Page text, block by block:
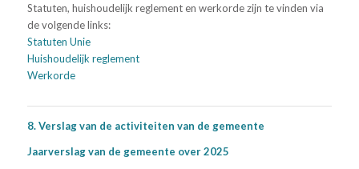
Statuten, huishoudelijk reglement en werkorde zijn te vinden via
de volgende links:
Statuten Unie
Huishoudelijk reglement
Werkorde
8. Verslag van de activiteiten van de gemeente
Jaarverslag van de gemeente over 2025